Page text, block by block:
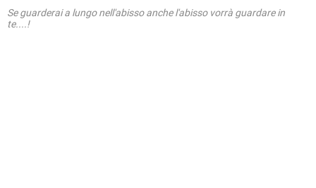
Se guarderai a lungo nell'abisso anche l'abisso vorrà guardare in
te....!